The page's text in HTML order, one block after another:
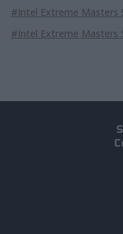
#Intel Extreme Masters
#Intel Extreme Masters